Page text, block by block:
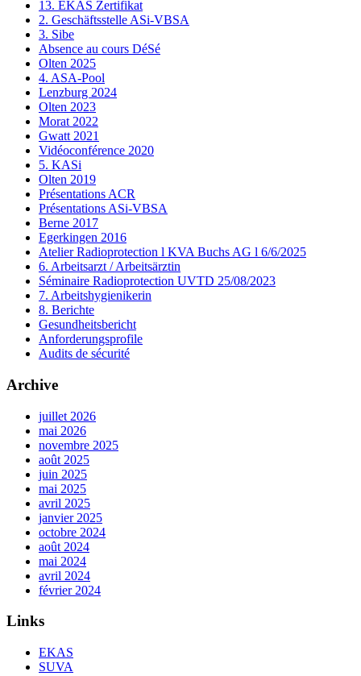
13. EKAS Zertifikat
2. Geschäftsstelle ASi-VBSA
3. Sibe
Absence au cours DéSé
Olten 2025
4. ASA-Pool
Lenzburg 2024
Olten 2023
Morat 2022
Gwatt 2021
Vidéoconférence 2020
5. KASi
Olten 2019
Présentations ACR
Présentations ASi-VBSA
Berne 2017
Egerkingen 2016
Atelier Radioprotection l KVA Buchs AG l 6/6/2025
6. Arbeitsarzt / Arbeitsärztin
Séminaire Radioprotection UVTD 25/08/2023
7. Arbeitshygienikerin
8. Berichte
Gesundheitsbericht
Anforderungsprofile
Audits de sécurité
Archive
juillet 2026
mai 2026
novembre 2025
août 2025
juin 2025
mai 2025
avril 2025
janvier 2025
octobre 2024
août 2024
mai 2024
avril 2024
février 2024
Links
EKAS
SUVA